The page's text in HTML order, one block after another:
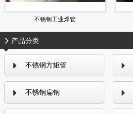
不锈钢工业焊管
产品分类
不锈钢方矩管
不锈钢扁钢